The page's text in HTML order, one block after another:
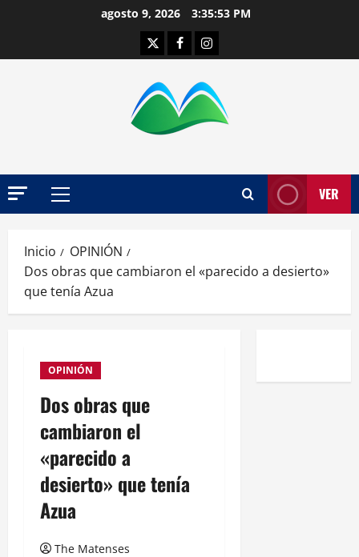
agosto 9, 2026 3:35:54 PM
TwitterFacebookInstagram
Menú
VER
Inicio
OPINIÓN
Dos obras que cambiaron el «parecido a desierto»
que tenía Azua
OPINIÓN
Dos obras que
cambiaron el
«parecido a
desierto» que tenía
Azua
The Matenses